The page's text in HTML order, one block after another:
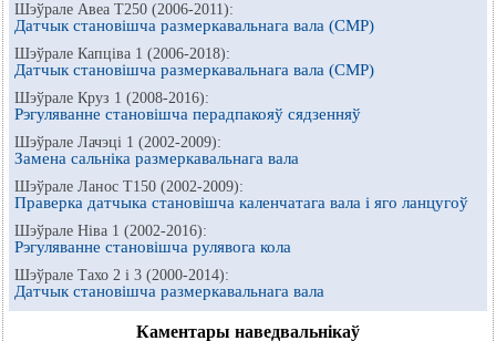
Шэўрале Авеа Т250 (2006-2011):
Датчык становішча размеркавальнага вала (CMP)
Шэўрале Капціва 1 (2006-2018):
Датчык становішча размеркавальнага вала (CMP)
Шэўрале Круз 1 (2008-2016):
Рэгуляванне становішча перадпакояў сядзенняў
Шэўрале Лачэці 1 (2002-2009):
Замена сальніка размеркавальнага вала
Шэўрале Ланос Т150 (2002-2009):
Праверка датчыка становішча каленчатага вала і яго ланцугоў
Шэўрале Ніва 1 (2002-2016):
Рэгуляванне становішча рулявога кола
Шэўрале Тахо 2 і 3 (2000-2014):
Датчык становішча размеркавальнага вала
Каментары наведвальнікаў